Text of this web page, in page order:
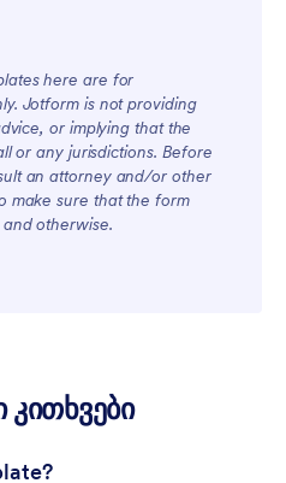
here are for
Jotform is not providing
or implying that the
or any jurisdictions. Before
an attorney and/or other
make sure that the form
otherwise.